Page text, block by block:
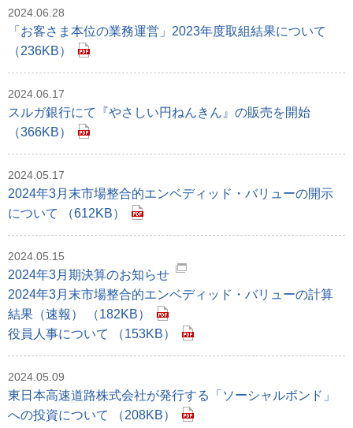
2024.06.28
「お客さま本位の業務運営」2023年度取組結果について
（236KB）
2024.06.17
スルガ銀行にて『やさしい円ねんきん』の販売を開始
（366KB）
2024.05.17
2024年3月末市場整合的エンベディッド・バリューの開示
について （612KB）
2024.05.15
2024年3月期決算のお知らせ
2024年3月末市場整合的エンベディッド・バリューの計算
結果（速報） （182KB）
役員人事について （153KB）
2024.05.09
東日本高速道路株式会社が発行する「ソーシャルボンド」
への投資について （208KB）